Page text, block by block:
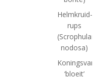
Helmkruid-
rups
nodosa)
‘bloeit’